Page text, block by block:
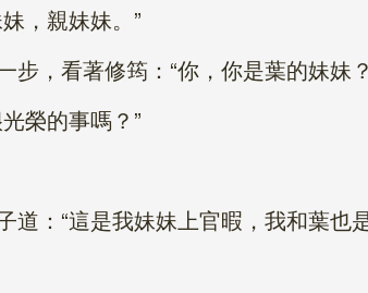
，親妹妹。”
看著修筠：“你，你是葉的妹妹
榮的事嗎？”
“這是我妹妹上官暇，我和葉也